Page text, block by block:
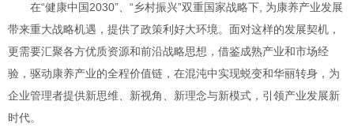
在“健康中国2030”、“乡村振兴”双重国家战略下, 为康养产业发展
带来重大战略机遇，提供了政策利好大环境。面对这样的发展契机，
更需要汇聚各方优质资源和前沿战略思想，借鉴成熟产业和市场经
验，驱动康养产业的全程价值链，在混沌中实现蜕变和华丽转身，为
企业管理者提供新思维、新视角、新理念与新模式，引领产业发展新
时代。